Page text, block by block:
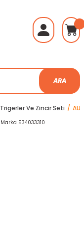
ARA
Trigerler Ve Zincir Seti